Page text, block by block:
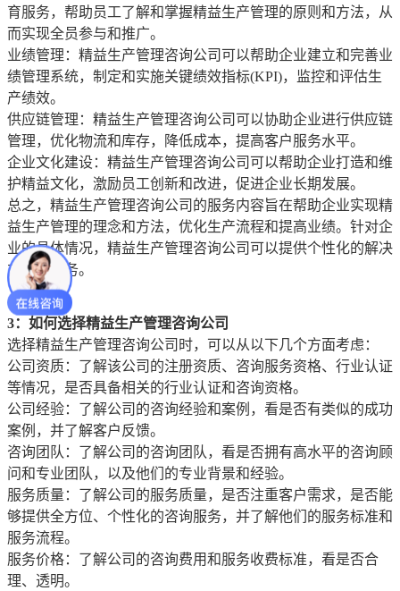
育服务，帮助员工了解和掌握精益生产管理的原则和方法，从
而实现全员参与和推广。
业绩管理：精益生产管理咨询公司可以帮助企业建立和完善业
绩管理系统，制定和实施关键绩效指标(KPI)，监控和评估生
产绩效。
供应链管理：精益生产管理咨询公司可以协助企业进行供应链
管理，优化物流和库存，降低成本，提高客户服务水平。
企业文化建设：精益生产管理咨询公司可以帮助企业打造和维
护精益文化，激励员工创新和改进，促进企业长期发展。
总之，精益生产管理咨询公司的服务内容旨在帮助企业实现精
益生产管理的理念和方法，优化生产流程和提高业绩。针对企
业的具体情况，精益生产管理咨询公司可以提供个性化的解决
方案和服务。
3：如何选择精益生产管理咨询公司
选择精益生产管理咨询公司时，可以从以下几个方面考虑：
公司资质：了解该公司的注册资质、咨询服务资格、行业认证
等情况，是否具备相关的行业认证和咨询资格。
公司经验：了解公司的咨询经验和案例，看是否有类似的成功
案例，并了解客户反馈。
咨询团队：了解公司的咨询团队，看是否拥有高水平的咨询顾
问和专业团队，以及他们的专业背景和经验。
服务质量：了解公司的服务质量，是否注重客户需求，是否能
够提供全方位、个性化的咨询服务，并了解他们的服务标准和
服务流程。
服务价格：了解公司的咨询费用和服务收费标准，看是否合
理、透明。